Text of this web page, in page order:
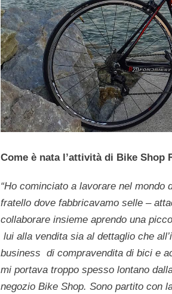
Come è nata l’attività di Bike Shop
“Ho cominciato a lavorare nel mondo
fratello dove fabbricavamo selle –
collaborare insieme aprendo una
lui alla vendita sia al dettaglio che
business di compravendita di bici e
mi portava troppo spesso lontano
negozio Bike Shop. Sono partito con